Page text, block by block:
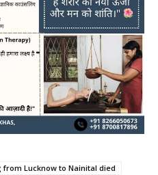
Lucknow to Nainital died